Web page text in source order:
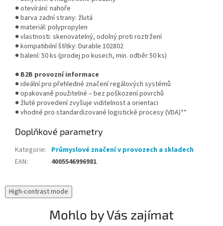
● otevírání: nahoře
● barva zadní strany: žlutá
● materiál: polypropylen
● vlastnosti: skenovatelný, odolný proti roztržení
● kompatibilní štítky: Durable 102802
● balení: 50 ks (prodej po kusech, min. odběr 50 ks)
● B2B provozní informace
● ideální pro přehledné značení regálových systémů
● opakovaně použitelné – bez poškození povrchů
● žluté provedení zvyšuje viditelnost a orientaci
● vhodné pro standardizované logistické procesy (VDA)**
Doplňkové parametry
Kategorie: Průmyslové značení v provozech a skladech
EAN: 4005546996981
High-contrast mode
Mohlo by Vás zajímat